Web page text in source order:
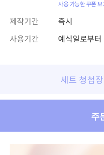
사용 가능한 쿠폰
제작기간
즉시
사용기간
예식일로부터
세트 청첩
주